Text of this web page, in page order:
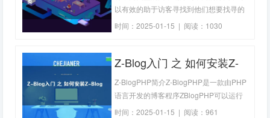
以有效的助于访客寻找到他们想要找寻的
内容，提高用户体验。所以为你的网站创
理文章分类呢？下面我们来详细的介绍
新建分
时间：2025-01-15 | 阅读：1030
Z-Blog入门 之 如何安装Z-
Blog
Z-BlogPHP简介Z-BlogPHP是一款由PHP
语言开发的博客程序ZBlogPHP可以运行
在Windows,Linux等众多平台上，支持
时间：2025-01-15 | 阅读：961